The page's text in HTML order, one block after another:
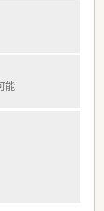
ても残業がほ
ことが可能で
ますが、1日
が容易です。
用する可能
求められま
での経験や
されます。
能